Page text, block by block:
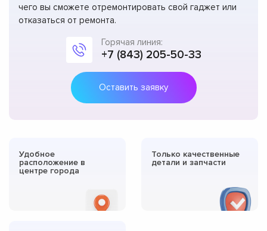
чего вы сможете отремонтировать свой гаджет или
отказаться от ремонта.
Горячая линия:
+7 (843) 205-50-33
Оставить заявку
Удобное
расположение в
центре города
Только качественные
детали и запчасти